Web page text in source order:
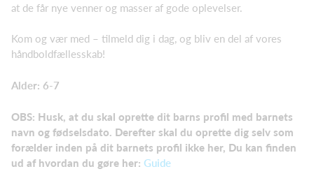
at de får nye venner og masser af gode oplevelser.
Kom og vær med – tilmeld dig i dag, og bliv en del af vores
håndboldfællesskab!
Alder: 6-7
OBS: Husk, at du skal oprette dit barns profil med barnets
navn og fødselsdato. Derefter skal du oprette dig selv som
forælder inden på dit barnets profil ikke her, Du kan finden
ud af hvordan du gøre her: Guide